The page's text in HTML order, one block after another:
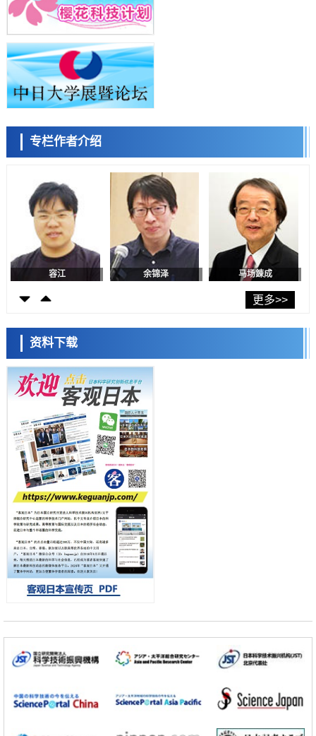
子抑制发作
科学研究
九州大学揭示夜间眼压升高机制：两种激素波动叠加所致
科学研究
东京都产技研采用新手法开发出可稳定工作至300℃的介电材料，已验
证电容器可在汽车发动机等高温环境下工作
经济・社会
日本生成式AI使用者占比一年内翻倍，但与中美德仍有较大差距
政策
日本修订首都直下型地震紧急对策：目标为死亡人数至少减半，重点强
化火灾防控
福井大学发现细胞记忆过往并抑制反应的机制，阐明即便DNA相同反应
迥异之谜
科学研究
神户大学确认口服癌症疫苗B440单药给药的安全性，在转移性尿路上皮
癌患者中开展临床试验
日本发布《令和8年版科学技术与创新白皮书》，解读第七期基本计划
首年度政策方向
科学研究
东京大学发现可诱导细胞死亡的新型信使物质
东京都健康长寿医疗中心跨器官揭示衰老过程中的糖链变化
科学研究
产总研无需石油利用松脂制备石墨前驱体，可作为电池电极材料
科学研究
东京大学和海上保安厅等发现南海海槽沿线板块边界锁定状态存在区域
差异
政策
日本第2次医疗研究开发调整费，根据一线实际情况和需求分配99.3亿
日元
科学研究
千叶大学鉴定出导致难治性疾病“肺高血压症”恶化的蛋白质“MYL9/12”，
会引发血管结构恶化
科学研究
京都大学高效生成光的构成单元“光子”，可应用于量子计算机
科学研究
开发出300亿年仅误差1秒的光晶格钟，构建网络将其打造为下一代社会
基础设施
经济・社会
科学研究
带大量基因的人工细胞
政策
展研究
专栏作者介绍
小岩井忠道
陈小牧 李鸥 安宁
容江 余锦泽 马场錬成
日本科学未来馆 科学交
流员
小岩井忠道 泷川 进
更多>>
资料下载